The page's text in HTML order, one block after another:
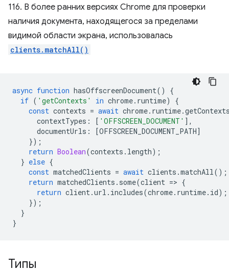
116. В более ранних версиях Chrome для проверки
наличия документа, находящегося за пределами
видимой области экрана, использовалась
clients.matchAll()
async function hasOffscreenDocument()
{
if ( 'getContexts' in chrome. runtime)
{
const contexts = await chrome. runtime.
contextTypes : [ 'OFFSCREEN_DOCUMENT' ],
documentUrls : [OFFSCREEN_DOCUMENT_PATH]
});
return Boolean(contexts . length);
} else {
const matchedClients = await clients .matchAll();
return matchedClients . some(client => {
return client.url . includes(chrome. runtime. id);
});
}
}
Типы